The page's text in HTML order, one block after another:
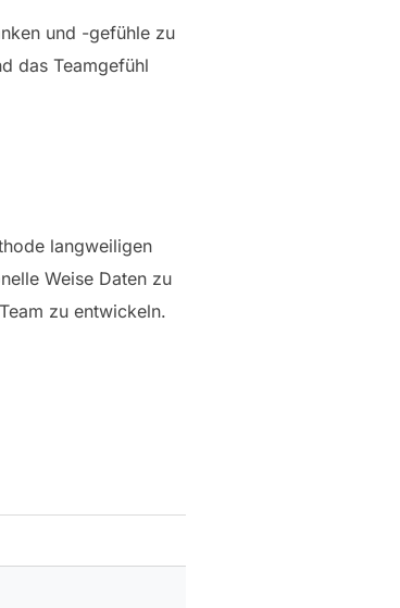
und -gefühle zu
das Teamgefühl
langweiligen
Weise Daten zu
zu entwickeln.